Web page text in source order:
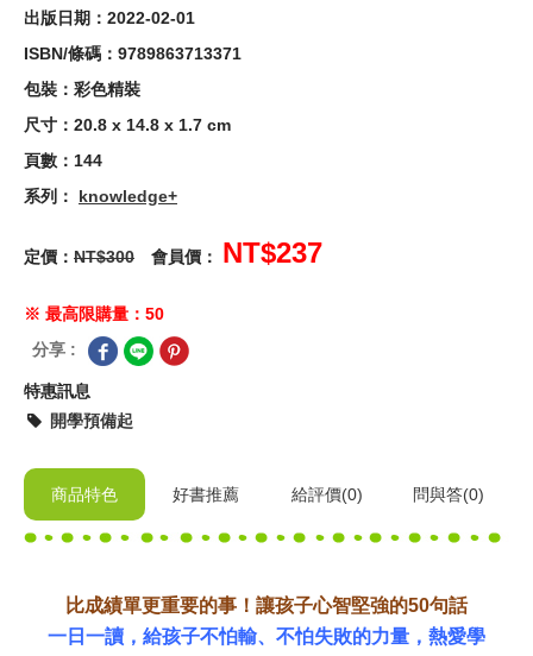
出版日期：2022-02-01
ISBN/條碼：9789863713371
包裝：彩色精裝
尺寸：20.8 x 14.8 x 1.7 cm
頁數：144
系列： knowledge+
定價： NT$300 會員價： NT$237
※ 最高限購量：50
分享 :
特惠訊息
開學預備起
商品特色 好書推薦 給評價(0) 問與答(0)
比成績單更重要的事！讓孩子心智堅強的50句話
一日一讀，給孩子不怕輸、不怕失敗的力量，熱愛學